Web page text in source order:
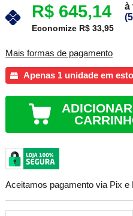
R$ 645,14
à
Economize R$ 33,95
Mais formas de pagamento
Apenas 1 unidade em
Aceitamos pagamento via Pix e